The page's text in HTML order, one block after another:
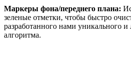
Маркеры фона/переднего плана:
зеленые отметки, чтобы быстро
разработанного нами уникального и
алгоритма.